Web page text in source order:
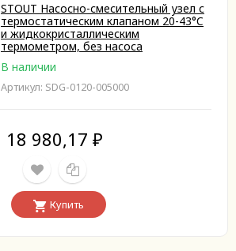
STOUT Насосно-смесительный узел с
термостатическим клапаном 20-43°C
и жидкокристаллическим
термометром, без насоса
В наличии
Артикул: SDG-0120-005000
18 980,17 ₽
Купить